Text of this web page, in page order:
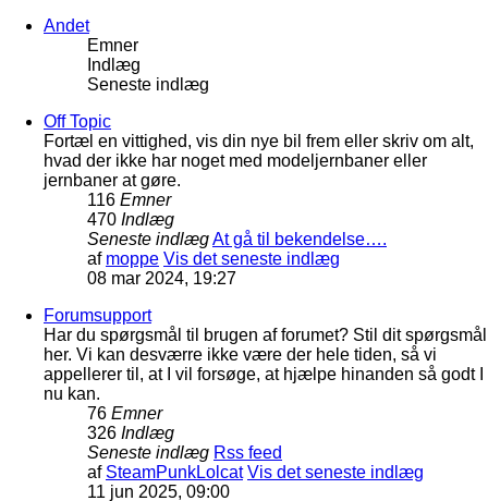
Andet
Emner
Indlæg
Seneste indlæg
Off Topic
Fortæl en vittighed, vis din nye bil frem eller skriv om alt,
hvad der ikke har noget med modeljernbaner eller
jernbaner at gøre.
116 Emner
470 Indlæg
Seneste indlægAt gå til bekendelse….
af moppe Vis det seneste indlæg
08 mar 2024, 19:27
Forumsupport
Har du spørgsmål til brugen af forumet? Stil dit spørgsmål
her. Vi kan desværre ikke være der hele tiden, så vi
appellerer til, at I vil forsøge, at hjælpe hinanden så godt I
nu kan.
76 Emner
326 Indlæg
Seneste indlæg Rss feed
af SteamPunkLolcat Vis det seneste indlæg
11 jun 2025, 09:00